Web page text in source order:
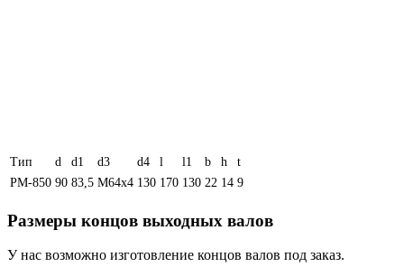
Тип d d1 d3 d4 l l1 b h
t
РМ-850 90 83,5 М64х4 130 170 130 22 14 9
Размеры концов выходных валов
У нас возможно изготовление концов валов под заказ.